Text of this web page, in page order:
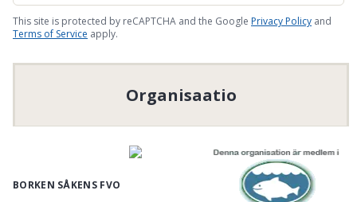
This site is protected by reCAPTCHA and the Google Privacy Policy and
Terms of Service apply.
Organisaatio
BORKEN SÅKENS FVO